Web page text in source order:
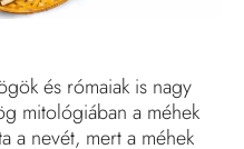
és rómaiak is nagy
mitológiában a méhek
a nevét, mert a méhek